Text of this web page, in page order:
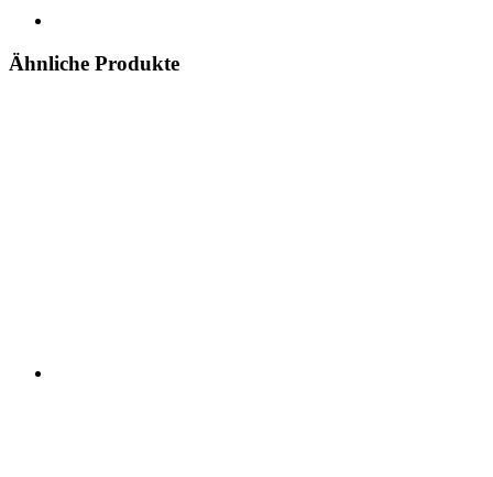
Ähnliche Produkte